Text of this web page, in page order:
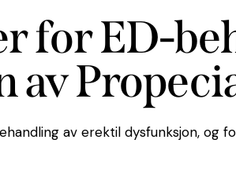
for ED-
av
av erektil dysfunksjon, og